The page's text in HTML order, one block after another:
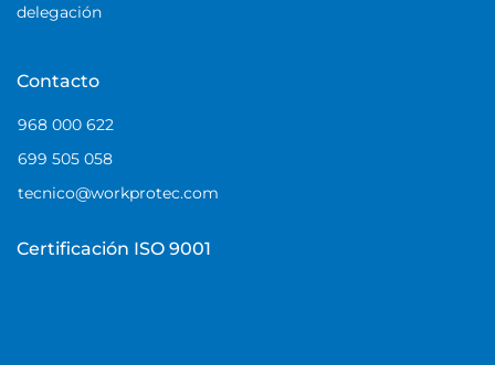
delegación
Contacto
968 000 622
699 505 058
tecnico@workprotec.com
Certificación ISO 9001